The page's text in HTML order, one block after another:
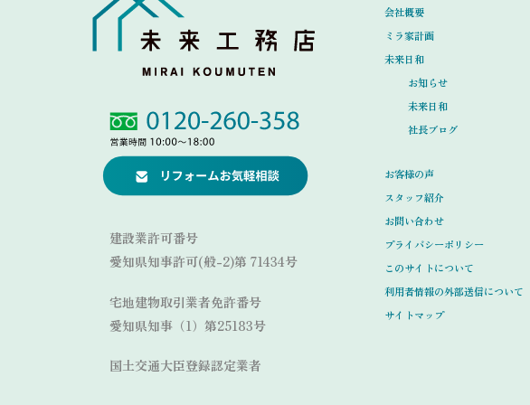
Link
Link
建設業許可番号
愛知県知事許可(般-2)第 71434号
宅地建物取引業者免許番号
愛知県知事（1）第25183号
国土交通大臣登録認定業者
会社概要
ミラ家計画
未来日和
お知らせ
未来日和
社長ブログ
お客様の声
スタッフ紹介
お問い合わせ
プライバシーポリシー
このサイトについて
利用者情報の外部送信について
サイトマップ